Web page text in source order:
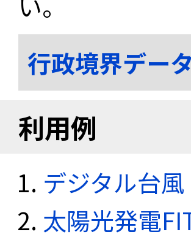
行政境界デー
利用例
デジタル台
太陽光発電